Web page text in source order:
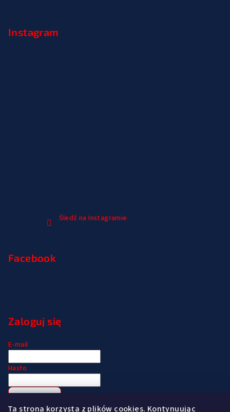
Ta strona korzysta z plików cookies. Kontynuując
Instagram
Śledź na Instagramie
Facebook
Zaloguj się
E-mail
Hasło